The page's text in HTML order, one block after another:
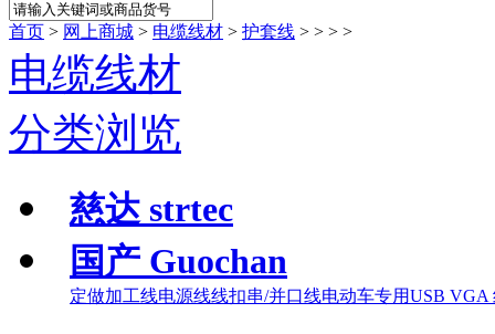
首页 > 网上商城 > 电缆线材 > 护套线 > > > >
电缆线材
分类浏览
慈达 strtec
国产 Guochan
定做加工线电源线线扣串/并口线电动车专用USB VGA